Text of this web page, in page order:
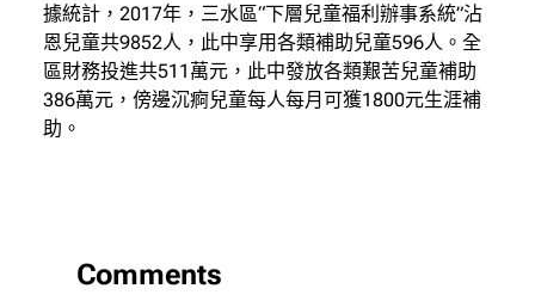
據統計，2017年，三水區“下層兒童福利辦事系統”沾
恩兒童共9852人，此中享用各類補助兒童596人。全
區財務投進共511萬元，此中發放各類艱苦兒童補助
386萬元，傍邊沉痾兒童每人每月可獲1800元生涯補
助。
Comments